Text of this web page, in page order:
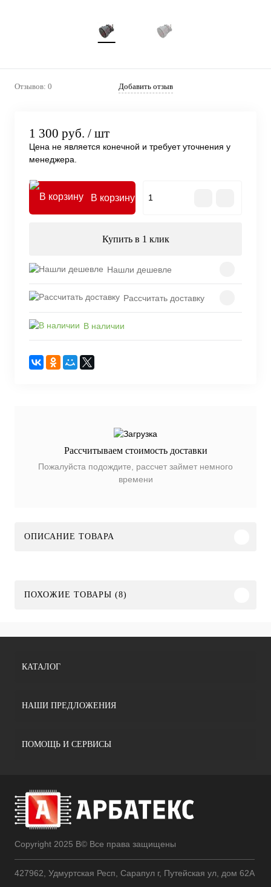
Отзывов: 0 Добавить отзыв
1 300 руб. / шт
Цена не является конечной и требует уточнения у
менеджера.
В корзину
Купить в 1 клик
Нашли дешевле
Рассчитать доставку
В наличии
Рассчитываем стоимость доставки
Пожалуйста подождите, рассчет займет немного
времени
ОПИСАНИЕ ТОВАРА
ПОХОЖИЕ ТОВАРЫ (8)
КАТАЛОГ
НАШИ ПРЕДЛОЖЕНИЯ
ПОМОЩЬ И СЕРВИСЫ
Copyright 2025 В© Все права защищены
427962, Удмуртская Респ, Сарапул г, Путейская ул, дом 62А